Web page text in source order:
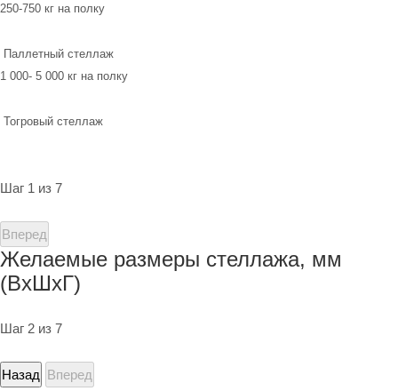
250-750 кг на полку
Паллетный стеллаж
1 000- 5 000 кг на полку
Тогровый стеллаж
Шаг 1 из 7
Вперед
Желаемые размеры стеллажа, мм
(ВхШхГ)
Шаг 2 из 7
Назад Вперед